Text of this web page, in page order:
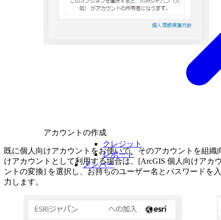
クレジット
レポート
メンバー
アカウントの作成
既に個人向けアカウントをお使いで、そのアカウントを組織
けアカウントとして利用する場合は、[ArcGIS 個人向けアカ
ントの変換] を選択し、お持ちのユーザー名とパスワードを入
力します。